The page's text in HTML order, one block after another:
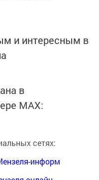
и интересным в
в
MАХ:
сетях:
информ